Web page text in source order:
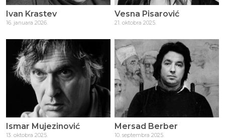
Ivan Krastev
16. januara 2026.
Vesna Pisarović
21. oktobra 2025.
Ismar Mujezinović
13. oktobra 2025.
Mersad Berber
10. septembra 2025.